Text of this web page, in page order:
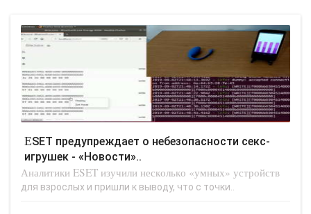
ESET предупреждает о небезопасности секс-
игрушек - «Новости»..
Аналитики ESET изучили несколько «умных» устройств
для взрослых и пришли к выводу, что с точки..